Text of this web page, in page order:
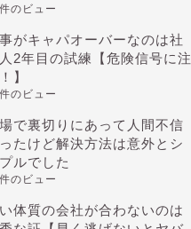
のビュー
がキャパオーバーなのは社
2年目の試練【危険信号に注
】
のビュー
で裏切りにあって人間不信
たけど解決方法は意外とシ
ルでした
のビュー
体質の会社が合わないのは